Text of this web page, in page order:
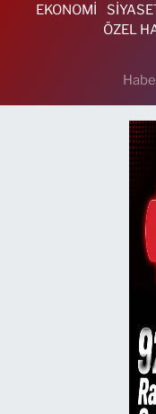
EKONOMİ
ÖZEL